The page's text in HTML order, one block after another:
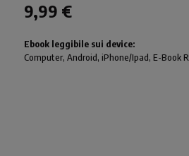
9,99 €
Ebook leggibile sui device:
Computer, Android, iPhone/Ipad, E-Book